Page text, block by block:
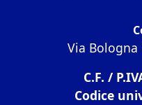
Via Bologna
C.F. /
Codice